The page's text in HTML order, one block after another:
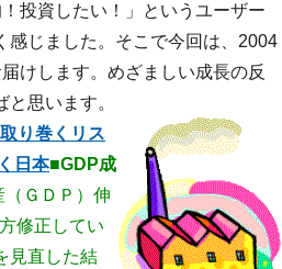
投資したい！」というユーザー
感じました。そこで今回は、2004
けします。めざましい成長の反
思います。
り巻くリス
日本■GDP成
ＧＤＰ）伸
修正してい
見直した結